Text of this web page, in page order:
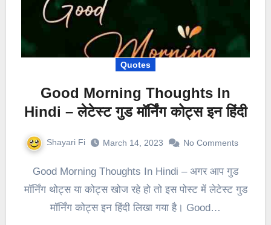
Quotes
Good Morning Thoughts In
Hindi – लेटेस्ट गुड मॉर्निंग कोट्स इन हिंदी
Shayari Fi March 14, 2023 No Comments
Good Morning Thoughts In Hindi – अगर आप गुड
मॉर्निंग थोट्स या कोट्स खोज रहे हो तो इस पोस्ट में लेटेस्ट गुड
मॉर्निंग कोट्स इन हिंदी लिखा गया है। Good…